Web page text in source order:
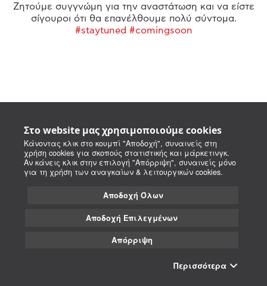
Στο website μας χρησιμοποιούμε cookies
Κάνοντας κλικ στο κουμπί "Αποδοχή", συναινείς στη
χρήση cookies για σκοπούς στατιστικής και μάρκετινγκ.
Αν κάνεις κλικ στην επιλογή "Απόρριψη", συναινείς μόνο
για τη χρήση των αναγκαίων & λειτουργικών cookies.
Αποδοχή Όλων
Αποδοχή Επιλεγμένων
Απόρριψη
Περισσότερα
Ζητούμε συγγνώμη για την αναστάτωση και να είστε
σίγουροι ότι θα επανέλθουμε πολύ σύντομα.
#staytuned #comingsoon